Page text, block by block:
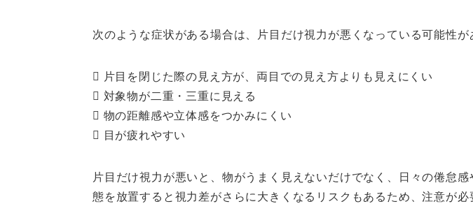
次のような症状がある場合は、片目だけ視力が悪くなっている可能性が
 片目を閉じた際の見え方が、両目での見え方よりも見えにくい
 対象物が二重・三重に見える
 物の距離感や立体感をつかみにくい
 目が疲れやすい
片目だけ視力が悪いと、物がうまく見えないだけでなく、日々の倦怠
態を放置すると視力差がさらに大きくなるリスクもあるため、注意が必